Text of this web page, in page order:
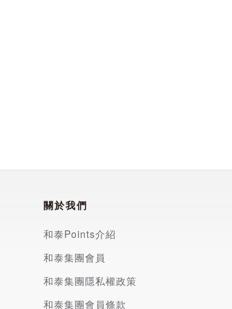
關於我們
和泰Points介紹
和泰集團會員
和泰集團隱私權政策
和泰集團會員條款